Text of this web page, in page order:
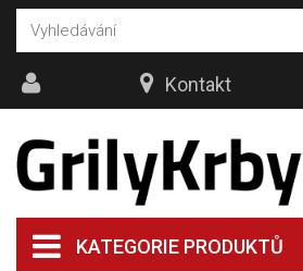
KATEGORIE PRODUKTŮ
Kontakt